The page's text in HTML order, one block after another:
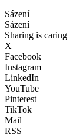
Sázení
Sázení
Sharing is caring
X
Facebook
Instagram
LinkedIn
YouTube
Pinterest
TikTok
Mail
RSS